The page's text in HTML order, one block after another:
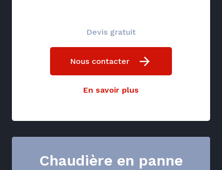
Devis gratuit
Nous contacter
En savoir plus
Chaudière en panne